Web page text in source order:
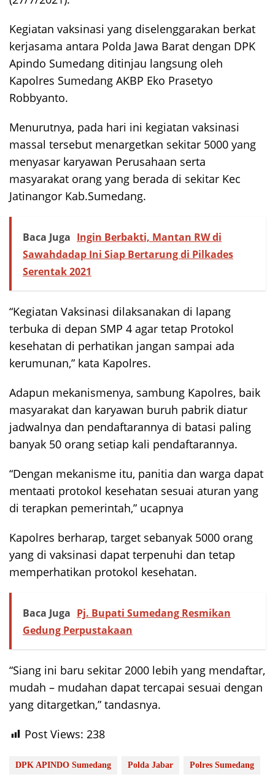
Kegiatan vaksinasi yang diselenggarakan berkat
kerjasama antara Polda Jawa Barat dengan DPK
Apindo Sumedang ditinjau langsung oleh
Kapolres Sumedang AKBP Eko Prasetyo
Robbyanto.
Menurutnya, pada hari ini kegiatan vaksinasi
massal tersebut menargetkan sekitar 5000 yang
menyasar karyawan Perusahaan serta
masyarakat orang yang berada di sekitar Kec
Jatinangor Kab.Sumedang.
Baca Juga Ingin Berbakti, Mantan RW di
Sawahdadap Ini Siap Bertarung di Pilkades
Serentak 2021
“Kegiatan Vaksinasi dilaksanakan di lapang
terbuka di depan SMP 4 agar tetap Protokol
kesehatan di perhatikan jangan sampai ada
kerumunan,” kata Kapolres.
Adapun mekanismenya, sambung Kapolres, baik
masyarakat dan karyawan buruh pabrik diatur
jadwalnya dan pendaftarannya di batasi paling
banyak 50 orang setiap kali pendaftarannya.
“Dengan mekanisme itu, panitia dan warga dapat
mentaati protokol kesehatan sesuai aturan yang
di terapkan pemerintah,” ucapnya
Kapolres berharap, target sebanyak 5000 orang
yang di vaksinasi dapat terpenuhi dan tetap
memperhatikan protokol kesehatan.
Baca Juga Pj. Bupati Sumedang Resmikan
Gedung Perpustakaan
“Siang ini baru sekitar 2000 lebih yang mendaftar,
mudah – mudahan dapat tercapai sesuai dengan
yang ditargetkan,” tandasnya.
Post Views: 238
DPK APINDO Sumedang Polda Jabar Polres Sumedang